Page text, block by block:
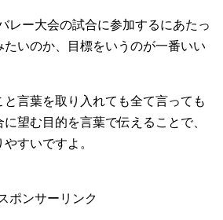
レー大会の試合に参加するにあたっ
いのか、目標をいうのが一番いい
言葉を取り入れても全て言っても
望む目的を言葉で伝えることで、
すいですよ。
ポンサーリンク